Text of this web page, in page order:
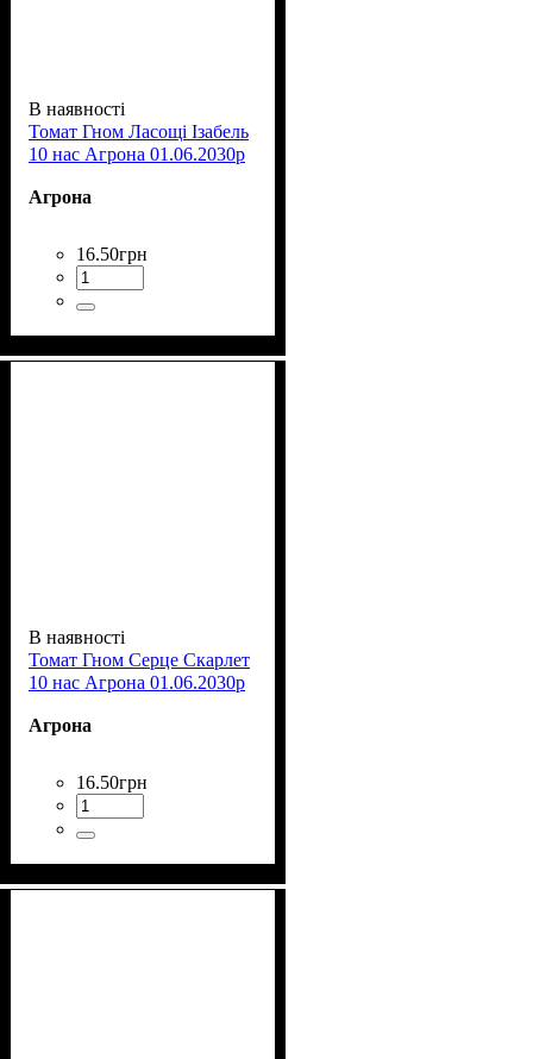
В наявності
Томат Гном Ласощі Ізабель
10 нас Агрона 01.06.2030р
Агрона
16.50грн
В наявності
Томат Гном Серце Скарлет
10 нас Агрона 01.06.2030р
Агрона
16.50грн